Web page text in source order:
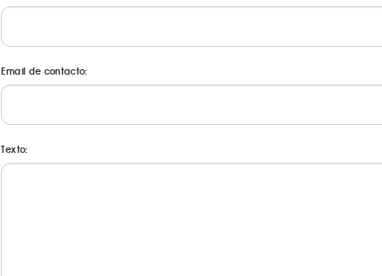
Email de contacto:
Texto: